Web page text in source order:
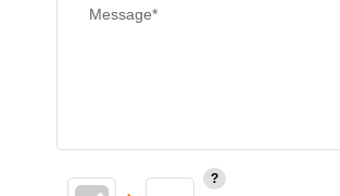
Message*